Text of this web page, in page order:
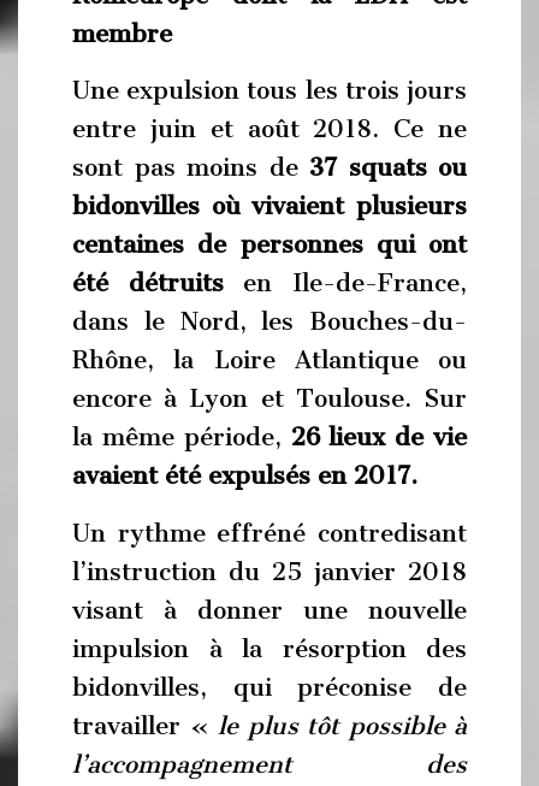
membre
Une expulsion tous les trois jours
entre juin et août 2018. Ce ne
sont pas moins de 37 squats ou
bidonvilles où vivaient plusieurs
centaines de personnes qui ont
été détruits en Ile-de-France,
dans le Nord, les Bouches-du-
Rhône, la Loire Atlantique ou
encore à Lyon et Toulouse. Sur
la même période, 26 lieux de vie
avaient été expulsés en 2017.
Un rythme effréné contredisant
l’instruction du 25 janvier 2018
visant à donner une nouvelle
impulsion à la résorption des
bidonvilles, qui préconise de
travailler « le plus tôt possible à
l’accompagnement des